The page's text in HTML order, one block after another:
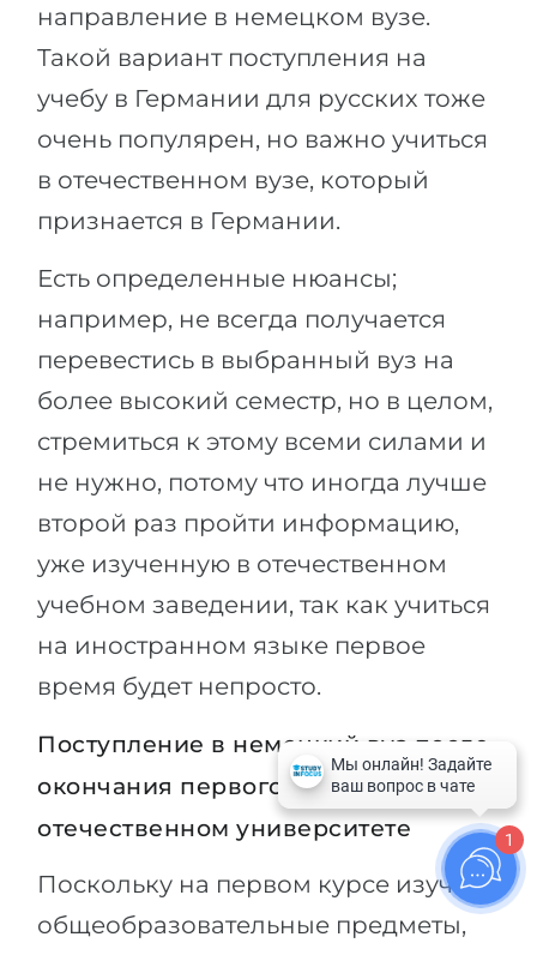
направление в немецком вузе.
Такой вариант поступления на
учебу в Германии для русских тоже
очень популярен, но важно учиться
в отечественном вузе, который
признается в Германии.
Есть определенные нюансы;
например, не всегда получается
перевестись в выбранный вуз на
более высокий семестр, но в целом,
стремиться к этому всеми силами и
не нужно, потому что иногда лучше
второй раз пройти информацию,
уже изученную в отечественном
учебном заведении, так как учиться
на иностранном языке первое
время будет непросто.
Поступление в немецкий вуз после
окончания первого курса в
отечественном университете
Поскольку на первом курсе изучают
общеобразовательные предметы,
1